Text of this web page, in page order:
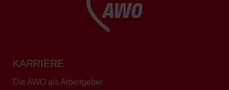
KARRIERE
Die AWO als Arbeitgeber